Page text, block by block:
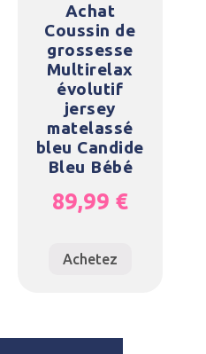
Achat
Coussin de
grossesse
Multirelax
évolutif
jersey
matelassé
bleu Candide
Bleu Bébé
89,99 €
Achetez